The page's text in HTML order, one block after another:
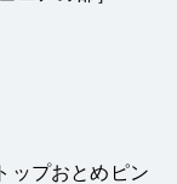
ップおとめピン